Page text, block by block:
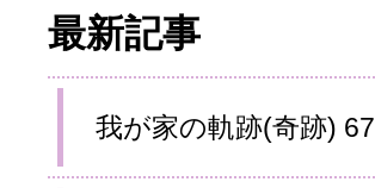
最新記事
我が家の軌跡(奇跡) 67